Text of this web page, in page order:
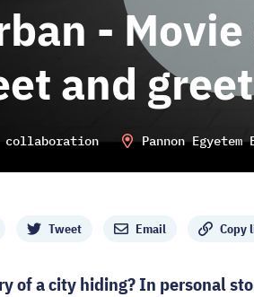
-
and
collaboration Pannon
Tweet Email Copy
of a city hiding? In personal